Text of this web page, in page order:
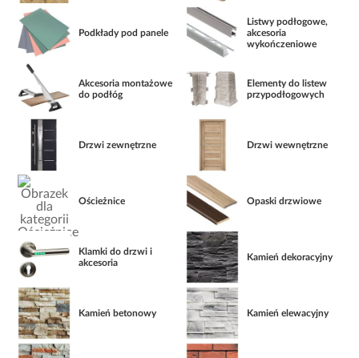
Podkłady pod panele
Listwy podłogowe,
akcesoria
wykończeniowe
Akcesoria montażowe
do podłóg
Elementy do listew
przypodłogowych
Drzwi zewnętrzne Drzwi wewnętrzne
Ościeżnice Opaski drzwiowe
Klamki do drzwi i
akcesoria
Kamień dekoracyjny
Kamień betonowy Kamień elewacyjny